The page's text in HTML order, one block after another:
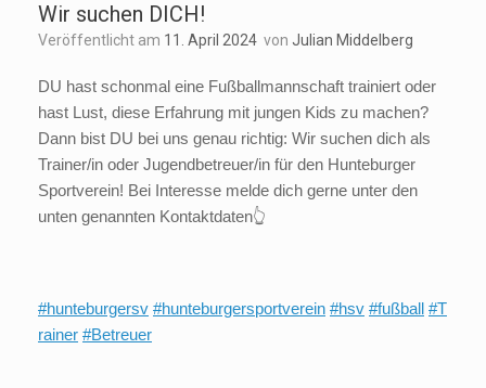
Wir suchen DICH!
Veröffentlicht am 11. April 2024 von Julian Middelberg
DU hast schonmal eine Fußballmannschaft trainiert oder
hast Lust, diese Erfahrung mit jungen Kids zu machen?
Dann bist DU bei uns genau richtig: Wir suchen dich als
Trainer/in oder Jugendbetreuer/in für den Hunteburger
Sportverein! Bei Interesse melde dich gerne unter den
unten genannten Kontaktdaten👆
#hunteburgersv #hunteburgersportverein #hsv #fußball #T
rainer #Betreuer